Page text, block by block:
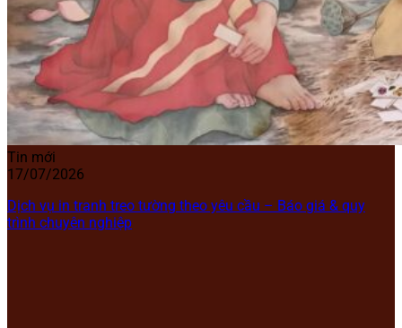
Tin mới
17/07/2026
Dịch vụ in tranh treo tường theo yêu cầu – Báo giá & quy
trình chuyên nghiệp